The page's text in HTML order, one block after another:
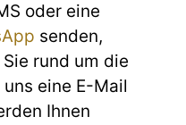
oder eine
senden,
rund um die
eine E-Mail
Ihnen